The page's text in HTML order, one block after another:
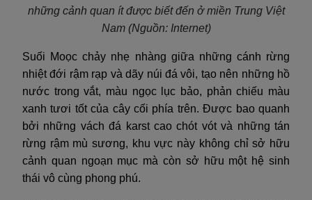
những cảnh quan ít được biết đến ở miền Trung Việt
Nam (Nguồn: Internet)
Suối Moọc chảy nhẹ nhàng giữa những cánh rừng
nhiệt đới rậm rạp và dãy núi đá vôi, tạo nên những hồ
nước trong vắt, màu ngọc lục bảo, phản chiếu màu
xanh tươi tốt của cây cối phía trên. Được bao quanh
bởi những vách đá karst cao chót vót và những tán
rừng rậm mù sương, khu vực này không chỉ sở hữu
cảnh quan ngoạn mục mà còn sở hữu một hệ sinh
thái vô cùng phong phú.